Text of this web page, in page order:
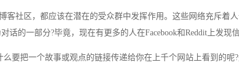
社区，都应该在潜在的受众群中发挥作用。这些网络充斥着
的一部分?毕竟，现在有更多的人在Facebook和Reddit上发现信
把一个故事或观点的链接传递给你在上千个网站上看到的呢